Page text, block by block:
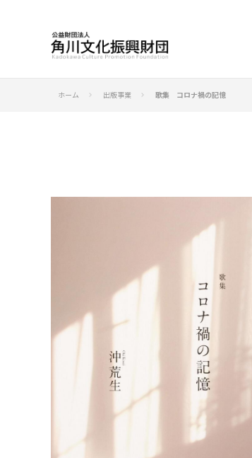
ホーム keyboard_arrow_right 出版事業 keyboard_arrow_right 歌集 コロナ禍の記憶